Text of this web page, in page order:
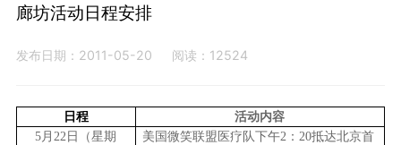
廊坊活动日程安排
发布日期：2011-05-20 阅读：12524
日程
活动内容
5月22日（星期
美国微笑联盟医疗队下午2：20抵达北京首